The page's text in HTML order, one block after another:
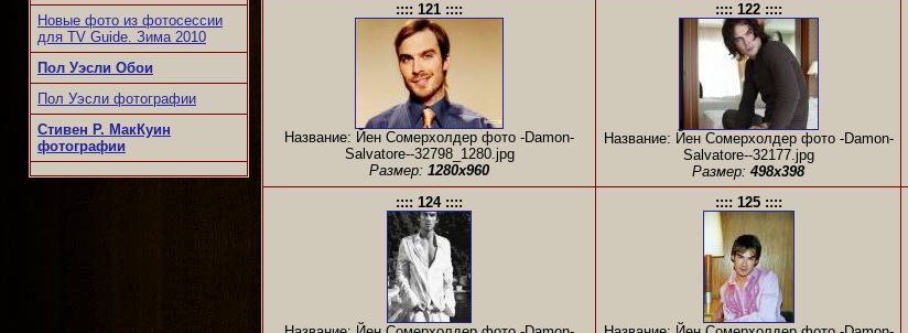
Новые фото из фотосессии
для TV Guide. Зима 2010
Пол Уэсли Обои
Пол Уэсли фотографии
Стивен Р. МакКуин
фотографии
:::: 121 ::::
Название: Йен Сомерхолдер фото -Damon-
Salvatore--32798_1280.jpg
Размер: 1280x960
:::: 122 ::::
Название: Йен Сомерхолдер фото -Damon-
Salvatore--32177.jpg
Размер: 498x398
:::: 124 ::::
:::: 125 ::::